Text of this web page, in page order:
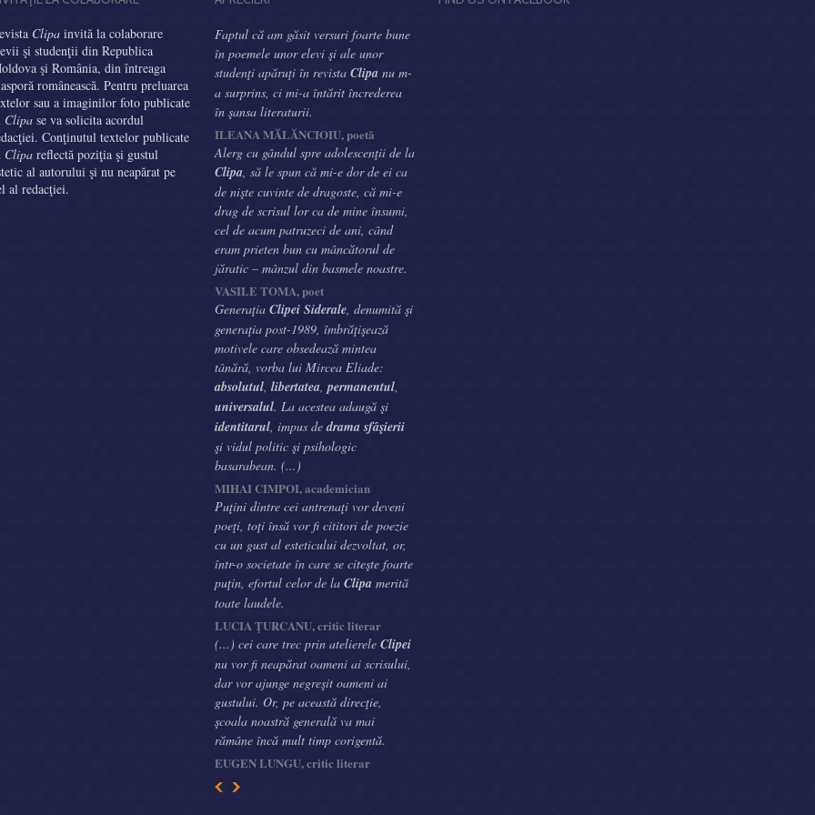
Clipa invită la colaborare
şi studenţii din Republica
şi România, din întreaga
românească. Pentru preluarea
sau a imaginilor foto publicate
Clipa se va solicita acordul
Conţinutul textelor publicate
Clipa reflectă poziţia şi gustul
al autorului şi nu neapărat pe
al redacţiei.
Faptul că am găsit versuri foarte bune
în poemele unor elevi şi ale unor
studenţi apăruţi în revista Clipa nu m-
a surprins, ci mi-a întărit încrederea
în şansa literaturii.
ILEANA MĂLĂNCIOIU, poetă
Alerg cu gândul spre adolescenţii de la
Clipa, să le spun că mi-e dor de ei ca
de nişte cuvinte de dragoste, că mi-e
drag de scrisul lor ca de mine însumi,
cel de acum patruzeci de ani, când
eram prieten bun cu mâncătorul de
jăratic – mânzul din basmele noastre.
VASILE TOMA, poet
Generaţia Clipei Siderale, denumită şi
generaţia post-1989, îmbrăţişează
motivele care obsedează mintea
tânără, vorba lui Mircea Eliade:
absolutul, libertatea,permanentul,
universalul. La acestea adaugă şi
identitarul, impus dedrama sfâşierii
şi vidul politic şi psihologic
basarabean. (...)
MIHAI CIMPOI, academician
Puţini dintre cei antrenaţi vor deveni
poeţi, toţi însă vor fi cititori de poezie
cu un gust al esteticului dezvoltat, or,
într-o societate în care se citeşte foarte
puţin, efortul celor de la Clipa merită
toate laudele.
LUCIA ŢURCANU, critic literar
(...) cei care trec prin atelierele Clipei
nu vor fi neapărat oameni ai scrisului,
dar vor ajunge negreşit oameni ai
gustului. Or, pe această direcţie,
şcoala noastră generală va mai
rămâne încă mult timp corigentă.
EUGEN LUNGU, critic literar